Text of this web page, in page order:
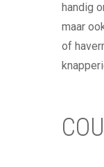
handig
maar
of